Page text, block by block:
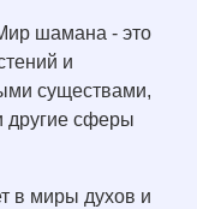
шамана - это
и
существами,
другие сферы
в миры духов и